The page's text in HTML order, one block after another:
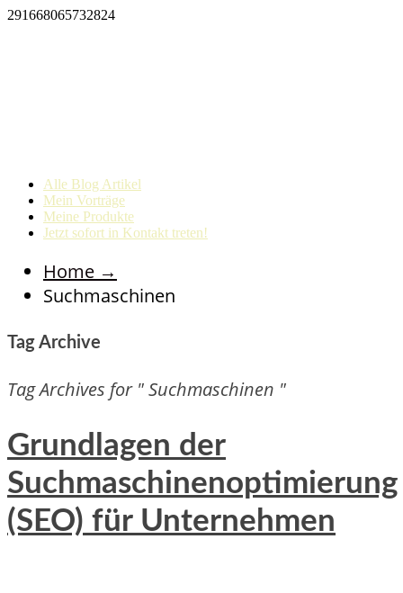
291668065732824
Alle Blog Artikel
Mein Vorträge
Meine Produkte
Jetzt sofort in Kontakt treten!
Home →
Suchmaschinen
Tag Archive
Tag Archives for " Suchmaschinen "
Grundlagen der
Suchmaschinenoptimierung
(SEO) für Unternehmen